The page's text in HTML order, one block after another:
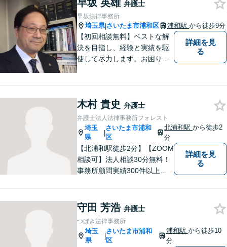
ださい。【電話・メール相談
OK】
早坂 英雄 弁護士
早坂法律事務所
埼玉県|さいたま市浦和区 浦和駅 から徒歩9分
【初回相談無料】ベストな解
決を目指し、経験と実績を駆
使して尽力します。お困りの
詳細を見
る
木村 貴史 弁護士
弁護士法人法律事務所フォレスト
埼玉
県
|
さいたま市浦和
区
北浦和駅から徒歩2
分
【北浦和駅徒歩2分】【ZOOM
相談可】法人相談30分無料！
事務所顧問実績300件以上！
るよう尽力いたします！業種
ごとに専門化したチームでの
サポート体制あり！ぜひ一度
ご相談ください。
詳細を見
る
守田 芳浩 弁護士
つばき法律事務所
埼玉
県
|
さいたま市浦和
区
浦和駅 から徒歩10
分